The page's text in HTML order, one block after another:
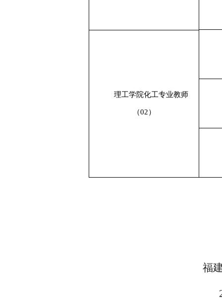
理工学院化工专业教师
（02）
福建开放大